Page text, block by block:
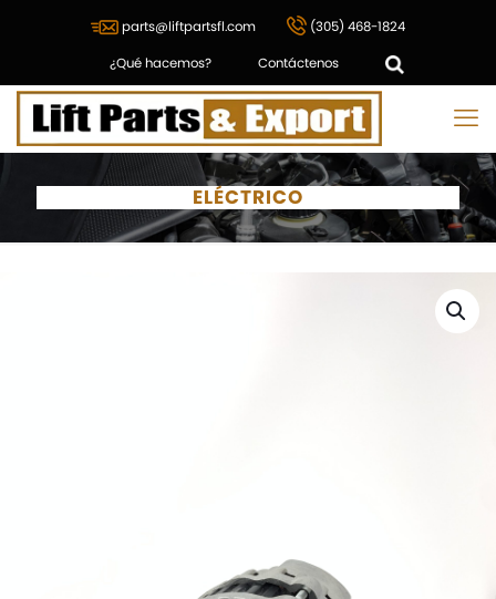
parts@liftpartsfl.com (305) 468-1824
¿Qué hacemos? Contáctenos
ELÉCTRICO